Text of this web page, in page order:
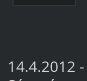
14.4.2012